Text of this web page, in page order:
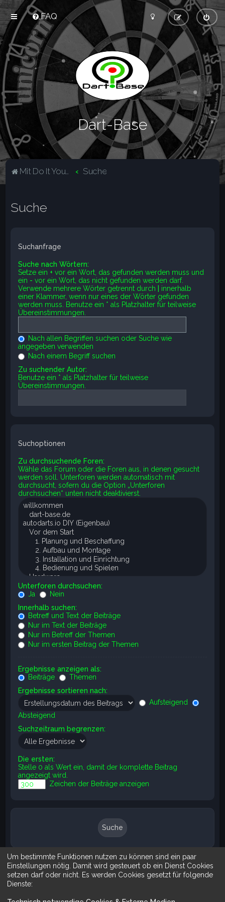
FAQ
Dart-Base
Mit Do It Yourself sparst du Geld und schaffst zugleich was dir gefällt. Suche
Suche
Suchanfrage
Suche nach Wörtern:
Setze ein + vor ein Wort, das gefunden werden muss und
ein - vor ein Wort, das nicht gefunden werden darf.
Verwende mehrere Wörter getrennt durch
innerhalb
einer Klammer, wenn nur eines der Wörter gefunden
werden muss. Benutze ein * als Platzhalter für teilweise
Übereinstimmungen.
Nach allen Begriffen suchen oder Suche wie
angegeben verwenden
Nach einem Begriff suchen
Zu suchender Autor:
Benutze ein * als Platzhalter für teilweise
Übereinstimmungen.
Suchoptionen
Zu durchsuchende Foren:
Wähle das Forum oder die Foren aus, in denen gesucht
werden soll. Unterforen werden automatisch mit
durchsucht, sofern du die Option „Unterforen
durchsuchen“ unten nicht deaktivierst.
Unterforen durchsuchen:
Ja
Nein
Innerhalb suchen:
Betreff und Text der Beiträge
Nur im Text der Beiträge
Nur im Betreff der Themen
Nur im ersten Beitrag der Themen
Ergebnisse anzeigen als:
Beiträge
Themen
Ergebnisse sortieren nach:
Aufsteigend
Absteigend
Suchzeitraum begrenzen:
Die ersten:
Stelle 0 als Wert ein, damit der komplette Beitrag
angezeigt wird.
Zeichen der Beiträge anzeigen
SucheErweiterte Suche
Um bestimmte Funktionen nutzen zu können sind ein paar
Einstellungen nötig. Damit wird gesteuert ob ein Dienst Cookies
setzen darf oder nicht. Es werden Cookies gesetzt für folgende
Dienste: